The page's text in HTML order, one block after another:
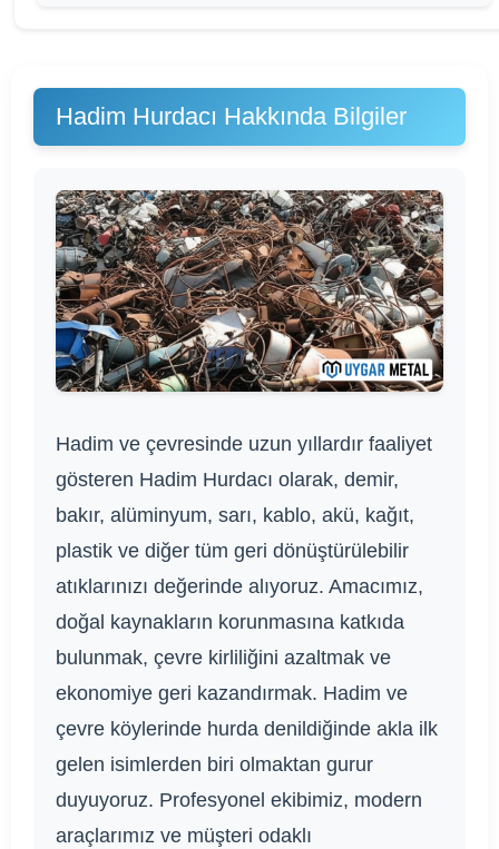
Hadim Hurdacı Hakkında Bilgiler
Hadim ve çevresinde uzun yıllardır faaliyet
gösteren Hadim Hurdacı olarak, demir,
bakır, alüminyum, sarı, kablo, akü, kağıt,
plastik ve diğer tüm geri dönüştürülebilir
atıklarınızı değerinde alıyoruz. Amacımız,
doğal kaynakların korunmasına katkıda
bulunmak, çevre kirliliğini azaltmak ve
ekonomiye geri kazandırmak. Hadim ve
çevre köylerinde hurda denildiğinde akla ilk
gelen isimlerden biri olmaktan gurur
duyuyoruz. Profesyonel ekibimiz, modern
araçlarımız ve müşteri odaklı